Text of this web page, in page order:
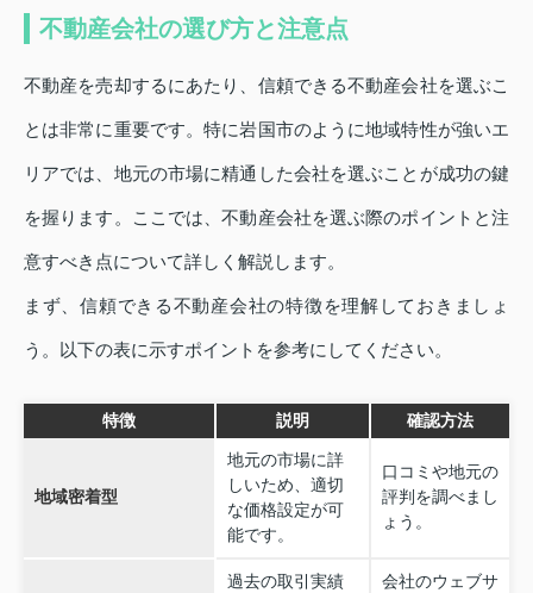
不動産会社の選び方と注意点
不動産を売却するにあたり、信頼できる不動産会社を選ぶこ
とは非常に重要です。特に岩国市のように地域特性が強いエ
リアでは、地元の市場に精通した会社を選ぶことが成功の鍵
を握ります。ここでは、不動産会社を選ぶ際のポイントと注
意すべき点について詳しく解説します。
まず、信頼できる不動産会社の特徴を理解しておきましょ
う。以下の表に示すポイントを参考にしてください。
特徴 説明 確認方法
地域密着型
地元の市場に詳
しいため、適切
な価格設定が可
能です。
口コミや地元の
評判を調べまし
ょう。
過去の取引実績
会社のウェブサ